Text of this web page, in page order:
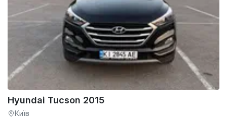
Hyundai Tucson 2015
Київ